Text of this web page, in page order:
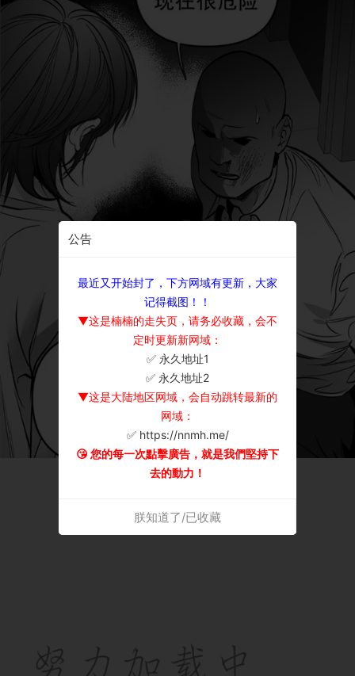
公告
最近又开始封了，下方网域有更新，大家
记得截图！！
▼这是楠楠的走失页，请务必收藏，会不
定时更新新网域：
✅ 永久地址1
✅ 永久地址2
▼这是大陆地区网域，会自动跳转最新的
网域：
✅ https://nnmh.me/
😘 您的每一次點擊廣告，就是我們堅持下
去的動力！
朕知道了/已收藏